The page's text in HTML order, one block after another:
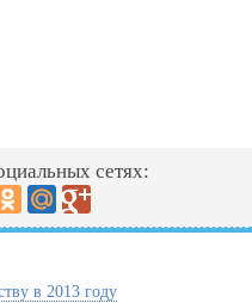
сетях:
в 2013 году